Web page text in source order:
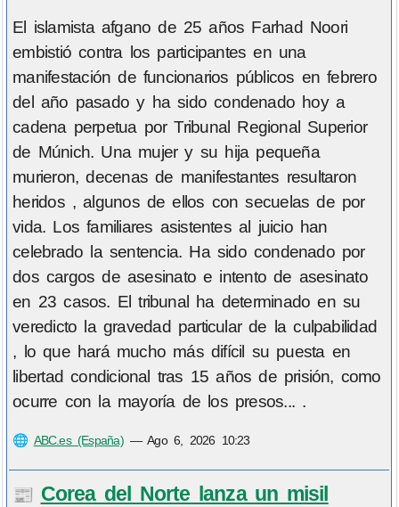
El islamista afgano de 25 años Farhad Noori
embistió contra los participantes en una
manifestación de funcionarios públicos en febrero
del año pasado y ha sido condenado hoy a
cadena perpetua por Tribunal Regional Superior
de Múnich. Una mujer y su hija pequeña
murieron, decenas de manifestantes resultaron
heridos , algunos de ellos con secuelas de por
vida. Los familiares asistentes al juicio han
celebrado la sentencia. Ha sido condenado por
dos cargos de asesinato e intento de asesinato
en 23 casos. El tribunal ha determinado en su
veredicto la gravedad particular de la culpabilidad
, lo que hará mucho más difícil su puesta en
libertad condicional tras 15 años de prisión, como
ocurre con la mayoría de los presos... .
🌐 ABC.es (España)—Ago 6, 2026 10:23
📰 Corea del Norte lanza un misil